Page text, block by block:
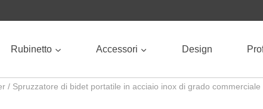
Rubinetto Accessori Design
/ Spruzzatore di bidet portatile in acciaio inox di grado